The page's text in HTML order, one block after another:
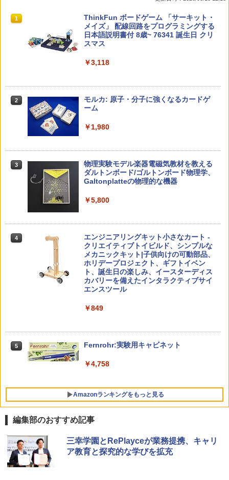
1 教育者のためのコーチング入門
￥2,530
カウンセリングとは何か 変化するという
こと (講談社現代新書 2787)
3 先生のためのGoogle AI完全攻略図鑑
￥-
4 子どもが変わる魔法の言葉
￥2,200
向山洋一の系譜、その先へ 授業の腕を磨
￥2,750
1
パイロット スイスイおえかき for Study
何回も書ける! れんしゅうボード ひらが
な・カタカナ・すうじ・ABC 3歳以上 知
育
￥2,073
2
【くもん出版公式特別セット】くもん出
版(KUMON PUBLISHING) くもんの日本
知育玩具 おもちゃ 5歳以上 KUMON PN-
￥4,046
カル国旗パズル 知育玩具 おもちゃ 4歳以
￥2,127
Joyreal モンテッソーリ ビジーボード 知
育玩具2 3歳誕生日プレゼント男の子 女
の子 知育玩具 LED おもちゃ 指先知育 早
期開発
￥2,669
5
くもん出版(KUMON PUBLISHING) くる
3歳以上 KUMON
1
タッチペンで音が聞ける!はじめてずかん
1000 英語つき ([バラエティ])
￥5,478
2
中学英語をもう一度ひとつひとつわかり
￥2,750
￥4,290
戦！編
￥1,320
ット図鑑 (サンクチュアリ出版)
1
ThinkFun ボードゲーム 「サーキット・
メイズ」 配線回路をプログラミングする
日本語説明書付 8歳~ 76341 誕生日 クリ
スマス
￥3,118
2
モルカ: 原子・分子に強くなるカードゲ
ーム
￥1,980
3
物理実験モデル楽器電磁気教材を教える
ダルトンボード/ゴルトンボード物理学、
Galtonplatteの物理的な機器
￥5,800
4
エンジニアリングキット小さなカート -
クリエイティブトイビルド、シンプルな
メカニックキット|子供向けの可動部品、
ホリデープロジェクト、ギフトイベン
ト、誕生日の楽しみ、イースターディス
カバリーを備えたインタラクティブサイ
エンスツール
￥849
5 Fernrohr:実験用キャビネット
￥4,758
Amazonランキングをもっと見る
編集部のおすすめ記事
三幸学園とRePlayceが業務提携、キャリ
ア教育と探究的な学びを拡充